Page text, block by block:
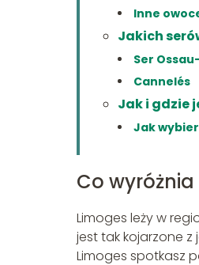
Inne
Jakich
Ser
Cannelés
Jak i gdzie
Jak
Co
Limoges leży w
jest tak kojarzone z
Limoges spotkasz